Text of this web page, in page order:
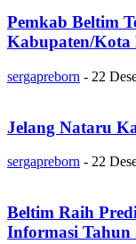
Pemkab Beltim
Kabupaten/Kota
sergapreborn - 22
Jelang Nataru
sergapreborn - 22
Beltim Raih
Informasi Tahun